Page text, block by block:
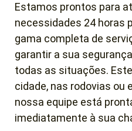
Estamos prontos para
necessidades 24 horas
gama completa de
garantir a sua
todas as situações.
cidade, nas rodovias ou
nossa equipe está
imediatamente à sua